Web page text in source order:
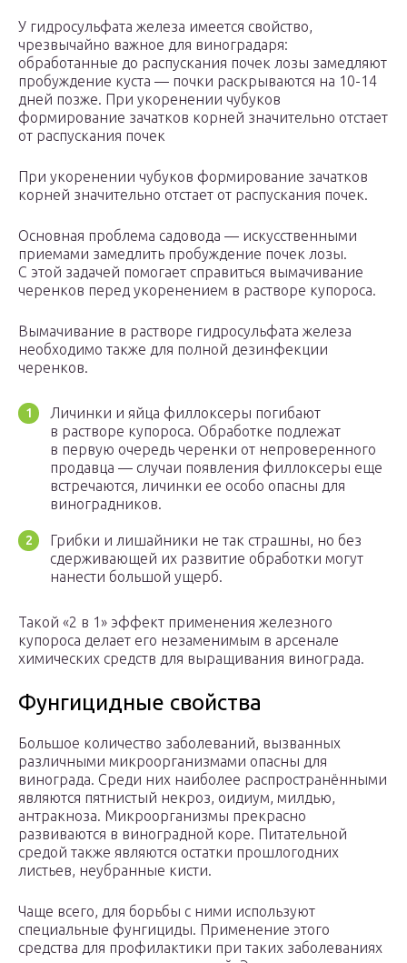
У гидросульфата железа имеется свойство,
чрезвычайно важное для виноградаря:
обработанные до распускания почек лозы замедляют
пробуждение куста — почки раскрываются на 10-14
дней позже. При укоренении чубуков
формирование зачатков корней значительно отстает
от распускания почек
При укоренении чубуков формирование зачатков
корней значительно отстает от распускания почек.
Основная проблема садовода — искусственными
приемами замедлить пробуждение почек лозы.
С этой задачей помогает справиться вымачивание
черенков перед укоренением в растворе купороса.
Вымачивание в растворе гидросульфата железа
необходимо также для полной дезинфекции
черенков.
Личинки и яйца филлоксеры погибают
в растворе купороса. Обработке подлежат
в первую очередь черенки от непроверенного
продавца — случаи появления филлоксеры еще
встречаются, личинки ее особо опасны для
виноградников.
Грибки и лишайники не так страшны, но без
сдерживающей их развитие обработки могут
нанести большой ущерб.
Такой «2 в 1» эффект применения железного
купороса делает его незаменимым в арсенале
химических средств для выращивания винограда.
Фунгицидные свойства
Большое количество заболеваний, вызванных
различными микроорганизмами опасны для
винограда. Среди них наиболее распространёнными
являются пятнистый некроз, оидиум, милдью,
антракноза. Микроорганизмы прекрасно
развиваются в виноградной коре. Питательной
средой также являются остатки прошлогодних
листьев, неубранные кисти.
Чаще всего, для борьбы с ними используют
специальные фунгициды. Применение этого
средства для профилактики при таких заболеваниях